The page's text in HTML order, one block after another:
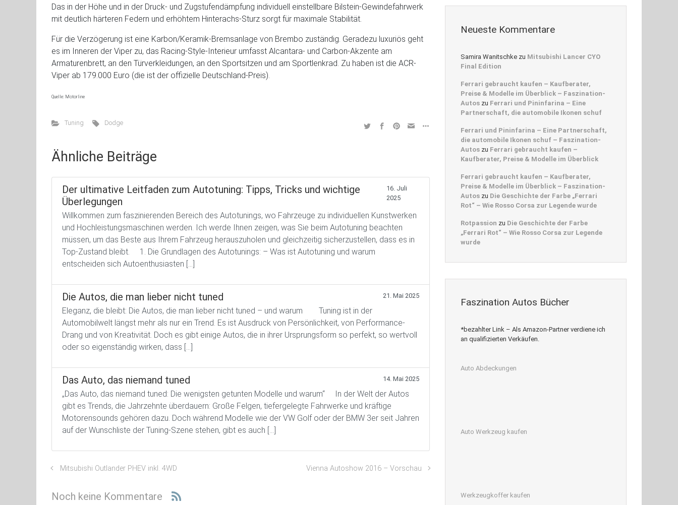
Das in der Höhe und in der Druck- und Zugstufendämpfung individuell einstellbare Bilstein-Gewindefahrwerk
mit deutlich härteren Federn und erhöhtem Hinterachs-Sturz sorgt für maximale Stabilität.
Für die Verzögerung ist eine Karbon/Keramik-Bremsanlage von Brembo zuständig. Geradezu luxuriös geht
es im Inneren der Viper zu, das Racing-Style-Interieur umfasst Alcantara- und Carbon-Akzente am
Armaturenbrett, an den Türverkleidungen, an den Sportsitzen und am Sportlenkrad. Zu haben ist die ACR-
Viper ab 179.000 Euro (die ist der offizielle Deutschland-Preis).
Quelle: Motorline
Tuning Dodge
Ähnliche Beiträge
Der ultimative Leitfaden zum Autotuning: Tipps, Tricks und wichtige
Überlegungen
16. Juli
2025
Willkommen zum faszinierenden Bereich des Autotunings, wo Fahrzeuge zu individuellen Kunstwerken
und Hochleistungsmaschinen werden. Ich werde Ihnen zeigen, was Sie beim Autotuning beachten
müssen, um das Beste aus Ihrem Fahrzeug herauszuholen und gleichzeitig sicherzustellen, dass es in
Top-Zustand bleibt. 1. Die Grundlagen des Autotunings: – Was ist Autotuning und warum
entscheiden sich Autoenthusiasten […]
Die Autos, die man lieber nicht tuned 21. Mai 2025
Eleganz, die bleibt: Die Autos, die man lieber nicht tuned – und warum Tuning ist in der
Automobilwelt längst mehr als nur ein Trend. Es ist Ausdruck von Persönlichkeit, von Performance-
Drang und von Kreativität. Doch es gibt einige Autos, die in ihrer Ursprungsform so perfekt, so wertvoll
oder so eigenständig wirken, dass […]
Das Auto, das niemand tuned 14. Mai 2025
„Das Auto, das niemand tuned: Die wenigsten getunten Modelle und warum“ In der Welt der Autos
gibt es Trends, die Jahrzehnte überdauern: Große Felgen, tiefergelegte Fahrwerke und kräftige
Motorensounds gehören dazu. Doch während Modelle wie der VW Golf oder der BMW 3er seit Jahren
auf der Wunschliste der Tuning-Szene stehen, gibt es auch […]
Mitsubishi Outlander PHEV inkl. 4WD Vienna Autoshow 2016 – Vorschau
Noch keine Kommentare
Neueste Kommentare
Samira Wanitschke zu Mitsubishi Lancer CYO
Final Edition
Ferrari gebraucht kaufen – Kaufberater,
Preise & Modelle im Überblick – Faszination-
Autos zu Ferrari und Pininfarina – Eine
Partnerschaft, die automobile Ikonen schuf
Ferrari und Pininfarina – Eine Partnerschaft,
die automobile Ikonen schuf – Faszination-
Autos zu Ferrari gebraucht kaufen –
Kaufberater, Preise & Modelle im Überblick
Ferrari gebraucht kaufen – Kaufberater,
Preise & Modelle im Überblick – Faszination-
Autos zu Die Geschichte der Farbe „Ferrari
Rot“ – Wie Rosso Corsa zur Legende wurde
Rotpassion zu Die Geschichte der Farbe
„Ferrari Rot“ – Wie Rosso Corsa zur Legende
wurde
Faszination Autos Bücher
*bezahlter Link – Als Amazon-Partner verdiene ich
an qualifizierten Verkäufen.
Auto Abdeckungen
Auto Werkzeug kaufen
Werkzeugkoffer kaufen